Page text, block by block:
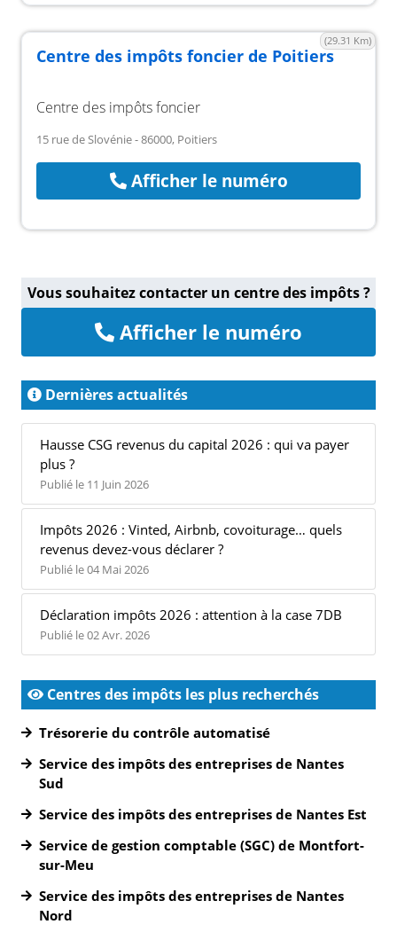
(29.31 Km)
Centre des impôts foncier de Poitiers
Centre des impôts foncier
15 rue de Slovénie - 86000, Poitiers
Afficher le numéro
Vous souhaitez contacter un centre des impôts ?
Afficher le numéro
Dernières actualités
Hausse CSG revenus du capital 2026 : qui va payer
plus ?
Publié le 11 Juin 2026
Impôts 2026 : Vinted, Airbnb, covoiturage… quels
revenus devez-vous déclarer ?
Publié le 04 Mai 2026
Déclaration impôts 2026 : attention à la case 7DB
Publié le 02 Avr. 2026
Centres des impôts les plus recherchés
Trésorerie du contrôle automatisé
Service des impôts des entreprises de Nantes
Sud
Service des impôts des entreprises de Nantes Est
Service de gestion comptable (SGC) de Montfort-
sur-Meu
Service des impôts des entreprises de Nantes
Nord